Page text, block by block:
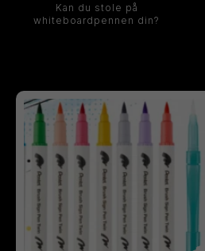
Kan du stole på
whiteboardpennen din?